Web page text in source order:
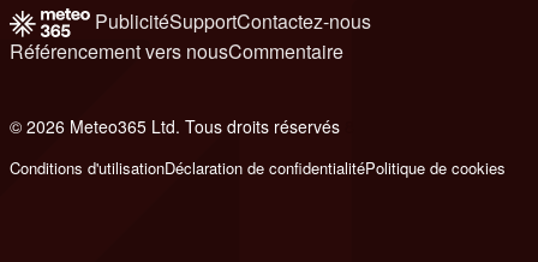
PublicitéSupportContactez-nous
Référencement vers nousCommentaire
© 2026 Meteo365 Ltd. Tous droits réservés
Conditions d'utilisationDéclaration de confidentialitéPolitique de cookies